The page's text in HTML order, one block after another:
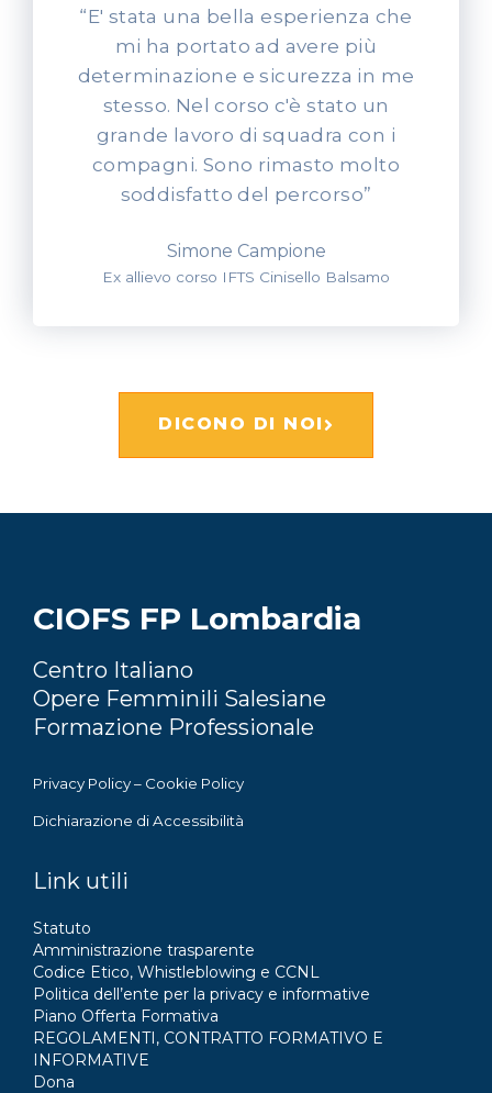
“E' stata una bella esperienza che
mi ha portato ad avere più
determinazione e sicurezza in me
stesso. Nel corso c'è stato un
grande lavoro di squadra con i
compagni. Sono rimasto molto
soddisfatto del percorso”
Simone Campione
Ex allievo corso IFTS Cinisello Balsamo
DICONO DI NOI
CIOFS FP Lombardia
Centro Italiano
Opere Femminili Salesiane
Formazione Professionale
Privacy Policy– Cookie Policy
Dichiarazione di Accessibilità
Link utili
Statuto
Amministrazione trasparente
Codice Etico, Whistleblowing e CCNL
Politica dell’ente per la privacy e informative
Piano Offerta Formativa
REGOLAMENTI, CONTRATTO FORMATIVO E
INFORMATIVE
Dona